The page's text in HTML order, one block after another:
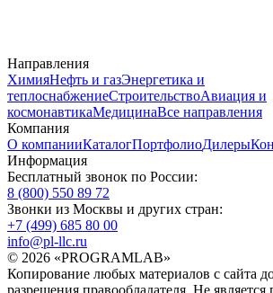
Направления
ХимияНефть и газЭнергетика и
теплоснабжениеСтроительствоАвиация и
космонавтикаМедицинаВсе направления
Компания
О компанииКаталогПортфолиоДилеры
Информация
Бесплатный звонок по России:
8 (800) 550 89 72
Звонки из Москвы и других стран:
+7 (499) 685 80 00
info@pl-llc.ru
© 2026 «PROGRAMLAB»
Копирование любых материалов с сайта
разрешения правообладателя. Не